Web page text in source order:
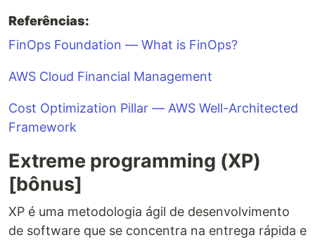
Referências:
FinOps Foundation — What is FinOps?
AWS Cloud Financial Management
Cost Optimization Pillar — AWS Well-Architected
Framework
Extreme programming (XP)
[bônus]
XP é uma metodologia ágil de desenvolvimento
de software que se concentra na entrega rápida e